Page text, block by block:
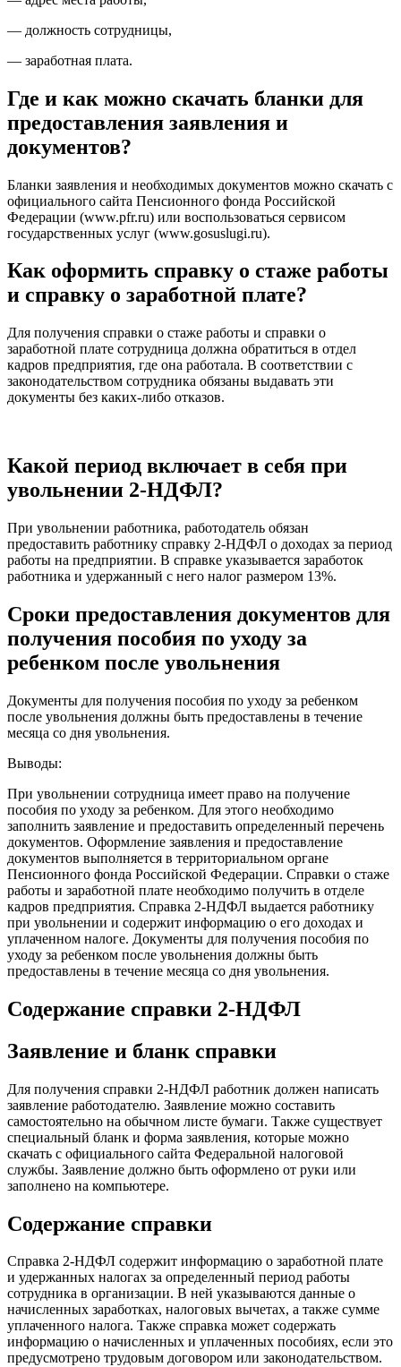
— должность сотрудницы,
— заработная плата.
Где и как можно скачать бланки для
предоставления заявления и
документов?
Бланки заявления и необходимых документов можно скачать с
официального сайта Пенсионного фонда Российской
Федерации (www.pfr.ru) или воспользоваться сервисом
государственных услуг (www.gosuslugi.ru).
Как оформить справку о стаже работы
и справку о заработной плате?
Для получения справки о стаже работы и справки о
заработной плате сотрудница должна обратиться в отдел
кадров предприятия, где она работала. В соответствии с
законодательством сотрудника обязаны выдавать эти
документы без каких-либо отказов.
Какой период включает в себя при
увольнении 2-НДФЛ?
При увольнении работника, работодатель обязан
предоставить работнику справку 2-НДФЛ о доходах за период
работы на предприятии. В справке указывается заработок
работника и удержанный с него налог размером 13%.
Сроки предоставления документов для
получения пособия по уходу за
ребенком после увольнения
Документы для получения пособия по уходу за ребенком
после увольнения должны быть предоставлены в течение
месяца со дня увольнения.
Выводы:
При увольнении сотрудница имеет право на получение
пособия по уходу за ребенком. Для этого необходимо
заполнить заявление и предоставить определенный перечень
документов. Оформление заявления и предоставление
документов выполняется в территориальном органе
Пенсионного фонда Российской Федерации. Справки о стаже
работы и заработной плате необходимо получить в отделе
кадров предприятия. Справка 2-НДФЛ выдается работнику
при увольнении и содержит информацию о его доходах и
уплаченном налоге. Документы для получения пособия по
уходу за ребенком после увольнения должны быть
предоставлены в течение месяца со дня увольнения.
Содержание справки 2-НДФЛ
Заявление и бланк справки
Для получения справки 2-НДФЛ работник должен написать
заявление работодателю. Заявление можно составить
самостоятельно на обычном листе бумаги. Также существует
специальный бланк и форма заявления, которые можно
скачать с официального сайта Федеральной налоговой
службы. Заявление должно быть оформлено от руки или
заполнено на компьютере.
Содержание справки
Справка 2-НДФЛ содержит информацию о заработной плате
и удержанных налогах за определенный период работы
сотрудника в организации. В ней указываются данные о
начисленных заработках, налоговых вычетах, а также сумме
уплаченного налога. Также справка может содержать
информацию о начисленных и уплаченных пособиях, если это
предусмотрено трудовым договором или законодательством.